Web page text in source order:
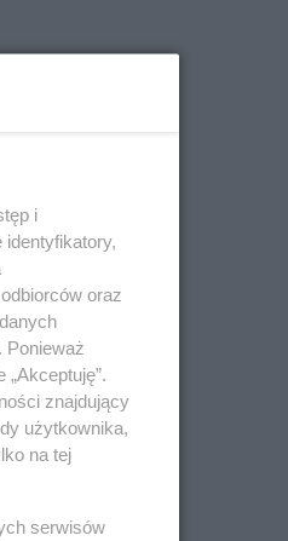
i
oraz
Ponieważ
znajdujący
użytkownika,
na tej
serwisów